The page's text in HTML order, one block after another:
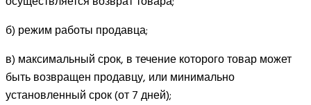
б) режим работы продавца;
в) максимальный срок, в течение которого товар может
быть возвращен продавцу, или минимально
установленный срок (от 7 дней);